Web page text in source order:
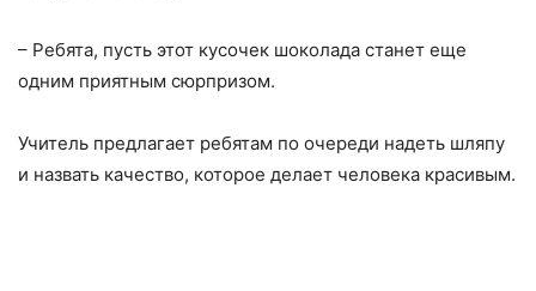
– Ребята, пусть этот кусочек шоколада станет еще
одним приятным сюрпризом.
Учитель предлагает ребятам по очереди надеть шляпу
и назвать качество, которое делает человека красивым.